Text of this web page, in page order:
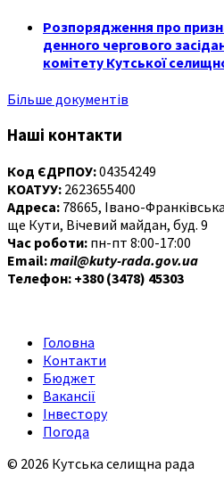
Розпорядження про
денного чергового
комітету Кутської
Більше документів
Наші контакти
Код ЄДРПОУ:04354249
КОАТУУ: 2623655400
Адреса: 78665, Івано-
ще Кути, Вічевий майдан, буд. 9
Час роботи: пн-пт 8:00-17:00
Email:mail@kuty-rada.gov.ua
Телефон: +380 (3478) 45303
Головна
Контакти
Бюджет
Вакансії
Інвестору
Погода
© 2026 Кутська селищна рада